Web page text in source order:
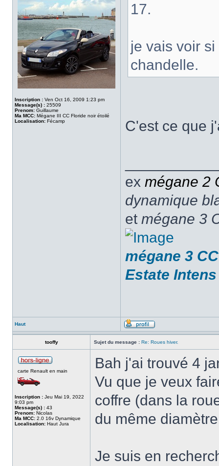
Inscription : Ven Oct 16, 2009 1:23 pm
Message(s) : 25509
Prenom: Guillaume
Ma MCC: Mégane III CC Floride noir étoilé
Localisation: Fécamp
17.
je vais voir
chandelle.
C'est ce que
ex mégane 2
dynamique
et mégane 3
mégane 3
Estate
Haut
tooffy Sujet du message : Re: Roues hiver.
carte Renault en main
Inscription : Jeu Mai 19, 2022
9:03 pm
Message(s) : 43
Prenom: Nicolas
Ma MCC: 2.0 16v Dynamique
Localisation: Haut Jura
Bah j'ai trouvé 4
Vu que je veux
coffre (dans la
du même
Je suis en